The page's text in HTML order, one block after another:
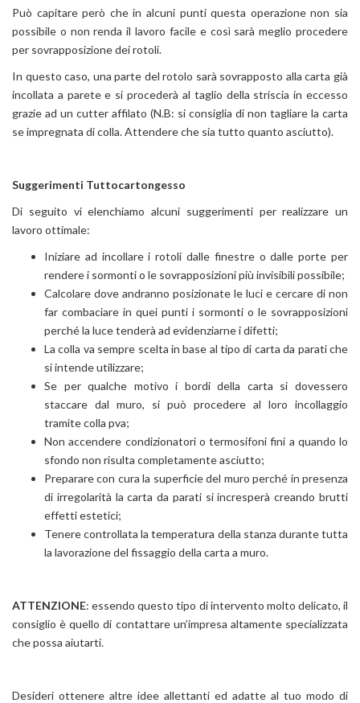
Può capitare però che in alcuni punti questa operazione non sia
possibile o non renda il lavoro facile e così sarà meglio procedere
per sovrapposizione dei rotoli.
In questo caso, una parte del rotolo sarà sovrapposto alla carta già
incollata a parete e si procederà al taglio della striscia in eccesso
grazie ad un cutter affilato (N.B: si consiglia di non tagliare la carta
se impregnata di colla. Attendere che sia tutto quanto asciutto).
Suggerimenti Tuttocartongesso
Di seguito vi elenchiamo alcuni suggerimenti per realizzare un
lavoro ottimale:
Iniziare ad incollare i rotoli dalle finestre o dalle porte per
rendere i sormonti o le sovrapposizioni più invisibili possibile;
Calcolare dove andranno posizionate le luci e cercare di non
far combaciare in quei punti i sormonti o le sovrapposizioni
perché la luce tenderà ad evidenziarne i difetti;
La colla va sempre scelta in base al tipo di carta da parati che
si intende utilizzare;
Se per qualche motivo i bordi della carta si dovessero
staccare dal muro, si può procedere al loro incollaggio
tramite colla pva;
Non accendere condizionatori o termosifoni fini a quando lo
sfondo non risulta completamente asciutto;
Preparare con cura la superficie del muro perché in presenza
di irregolarità la carta da parati si incresperà creando brutti
effetti estetici;
Tenere controllata la temperatura della stanza durante tutta
la lavorazione del fissaggio della carta a muro.
ATTENZIONE: essendo questo tipo di intervento molto delicato, il
consiglio è quello di contattare un’impresa altamente specializzata
che possa aiutarti.
Desideri ottenere altre idee allettanti ed adatte al tuo modo di